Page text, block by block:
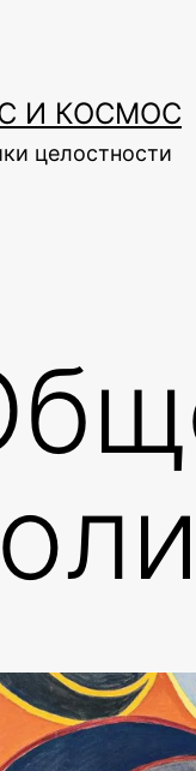
И КОСМОС
целостности